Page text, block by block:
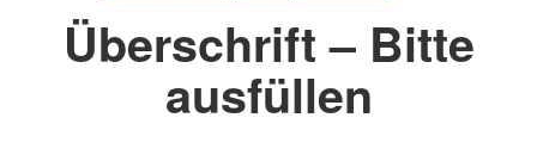
Überschrift – Bitte
ausfüllen